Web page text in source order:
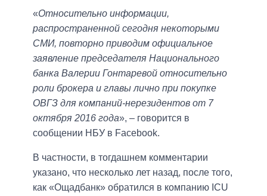
«Относительно информации,
распространенной сегодня некоторыми
СМИ, повторно приводим официальное
заявление председателя Национального
банка Валерии Гонтаревой относительно
роли брокера и главы лично при покупке
ОВГЗ для компаний-нерезидентов от 7
октября 2016 года», – говорится в
сообщении НБУ в Facebook.
В частности, в тогдашнем комментарии
указано, что несколько лет назад, после того,
как «Ощадбанк» обратился в компанию ICU